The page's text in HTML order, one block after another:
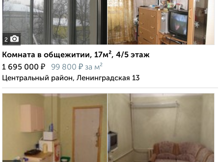
2
Комната в общежитии, 17м², 4/5 этаж
1 695 000 ₽ 99 800 ₽ за м²
Центральный район, Ленинградская 13